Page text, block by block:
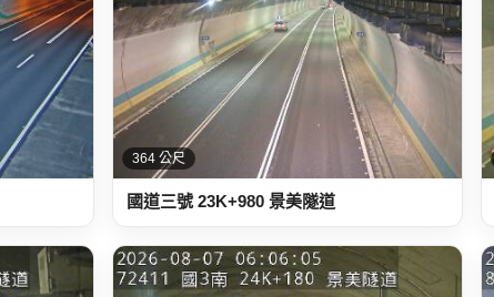
364 公尺
國道三號 23K+980 景美隧道